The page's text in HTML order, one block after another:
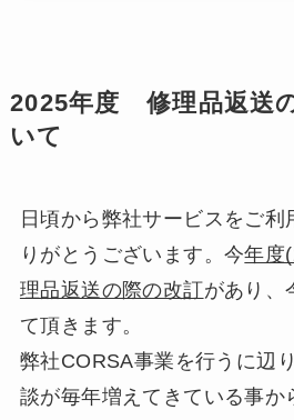
2025年度 修理品返送
いて
日頃から弊社サービスをご利
りがとうございます。今年度
理品返送の際の改訂があり、
て頂きます。
弊社CORSA事業を行うに辺
談が毎年増えてきている事か